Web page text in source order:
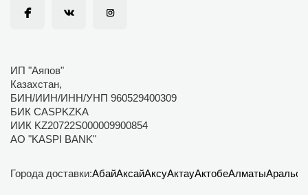
ИП "Аяпов"
Казахстан,
БИН/ИИН/ИНН/УНП 960529400309
БИК CASPKZKA
ИИК KZ20722S000009900854
АО "KASPI BANK"
Города доставки:АбайАксайАксуАктауАктобеАлматыАральск